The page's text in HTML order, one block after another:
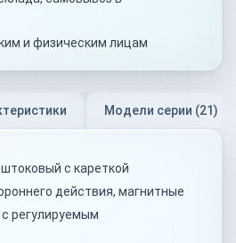
и физическим лицам
Модели серии (21)
с кареткой
действия, магнитные
регулируемым